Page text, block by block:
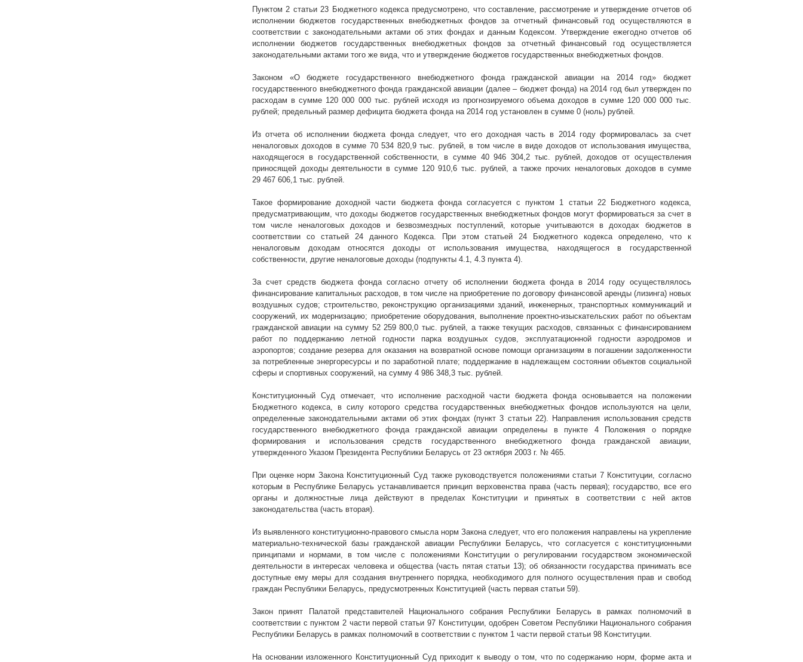
Пунктом 2 статьи 23 Бюджетного кодекса предусмотрено, что составление, рассмотрение и утверждение отчетов об
исполнении бюджетов государственных внебюджетных фондов за отчетный финансовый год осуществляются в
соответствии с законодательными актами об этих фондах и данным Кодексом. Утверждение ежегодно отчетов об
исполнении бюджетов государственных внебюджетных фондов за отчетный финансовый год осуществляется
законодательными актами того же вида, что и утверждение бюджетов государственных внебюджетных фондов.
Законом «О бюджете государственного внебюджетного фонда гражданской авиации на 2014 год» бюджет
государственного внебюджетного фонда гражданской авиации (далее – бюджет фонда) на 2014 год был утвержден по
расходам в сумме 120 000 000 тыс. рублей исходя из прогнозируемого объема доходов в сумме 120 000 000 тыс.
рублей; предельный размер дефицита бюджета фонда на 2014 год установлен в сумме 0 (ноль) рублей.
Из отчета об исполнении бюджета фонда следует, что его доходная часть в 2014 году формировалась за счет
неналоговых доходов в сумме 70 534 820,9 тыс. рублей, в том числе в виде доходов от использования имущества,
находящегося в государственной собственности, в сумме 40 946 304,2 тыс. рублей, доходов от осуществления
приносящей доходы деятельности в сумме 120 910,6 тыс. рублей, а также прочих неналоговых доходов в сумме
29 467 606,1 тыс. рублей.
Такое формирование доходной части бюджета фонда согласуется с пунктом 1 статьи 22 Бюджетного кодекса,
предусматривающим, что доходы бюджетов государственных внебюджетных фондов могут формироваться за счет в
том числе неналоговых доходов и безвозмездных поступлений, которые учитываются в доходах бюджетов в
соответствии со статьей 24 данного Кодекса. При этом статьей 24 Бюджетного кодекса определено, что к
неналоговым доходам относятся доходы от использования имущества, находящегося в государственной
собственности, другие неналоговые доходы (подпункты 4.1, 4.3 пункта 4).
За счет средств бюджета фонда согласно отчету об исполнении бюджета фонда в 2014 году осуществлялось
финансирование капитальных расходов, в том числе на приобретение по договору финансовой аренды (лизинга) новых
воздушных судов; строительство, реконструкцию организациями зданий, инженерных, транспортных коммуникаций и
сооружений, их модернизацию; приобретение оборудования, выполнение проектно-изыскательских работ по объектам
гражданской авиации на сумму 52 259 800,0 тыс. рублей, а также текущих расходов, связанных с финансированием
работ по поддержанию летной годности парка воздушных судов, эксплуатационной годности аэродромов и
аэропортов; создание резерва для оказания на возвратной основе помощи организациям в погашении задолженности
за потребленные энергоресурсы и по заработной плате; поддержание в надлежащем состоянии объектов социальной
сферы и спортивных сооружений, на сумму 4 986 348,3 тыс. рублей.
Конституционный Суд отмечает, что исполнение расходной части бюджета фонда основывается на положении
Бюджетного кодекса, в силу которого средства государственных внебюджетных фондов используются на цели,
определенные законодательными актами об этих фондах (пункт 3 статьи 22). Направления использования средств
государственного внебюджетного фонда гражданской авиации определены в пункте 4Положения о порядке
формирования и использования средств государственного внебюджетного фонда гражданской авиации,
утвержденного Указом Президента Республики Беларусь от 23 октября 2003 г. № 465.
При оценке норм Закона Конституционный Суд также руководствуется положениями статьи 7 Конституции, согласно
которым в Республике Беларусь устанавливается принцип верховенства права (часть первая); государство, все его
органы и должностные лица действуют в пределах Конституции и принятых в соответствии с ней актов
законодательства (часть вторая).
Из выявленного конституционно-правового смысла норм Закона следует, что его положения направлены на укрепление
материально-технической базы гражданской авиации Республики Беларусь,что согласуется с конституционными
принципами и нормами, в том числе с положениями Конституции о регулировании государством экономической
деятельности в интересах человека и общества (часть пятая статьи 13); об обязанности государства принимать все
доступные ему меры для создания внутреннего порядка, необходимого для полного осуществления прав и свобод
граждан Республики Беларусь, предусмотренных Конституцией (часть первая статьи 59).
Закон принят Палатой представителей
Национального собрания Республики Беларусь в рамках полномочий в
соответствии с пунктом 2 части первой статьи 97 Конституции, одобрен Советом Республики Национального собрания
Республики Беларусь в рамках полномочий в соответствии с пунктом 1 части первой статьи 98 Конституции.
На основании изложенного Конституционный Суд приходит к выводу о том, что по содержанию норм, форме акта и